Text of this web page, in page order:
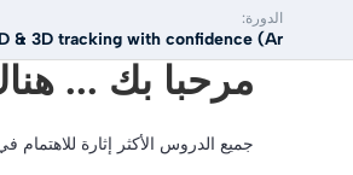
الدورة:
& 3D tracking with confidence (Ar...
مرحبا بك ...
جميع الدروس الأكثر إثارة